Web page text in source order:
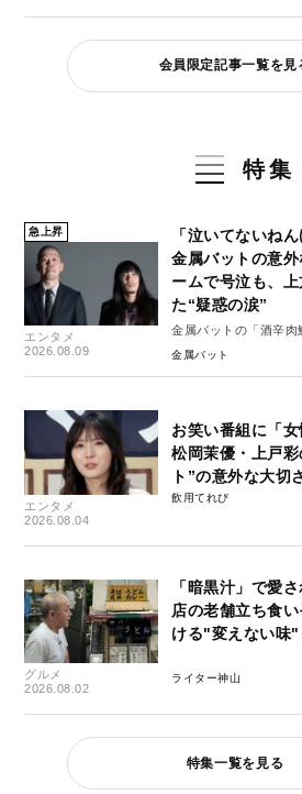
会員限定記事一覧を見
特集
急上昇
エンタメ
2026.08.09
「泣いてないね
金属バットの意
ームで号泣も、
た“疑惑の涙”
金属バットの「酒辛肉
金属バット
エンタメ
2026.08.04
お笑い番組に「
松岡茉優・上戸
ト”の意外な大切
飲用てれび
グルメ
2026.08.02
「暗黒汁」で愛
店の老舗立ち食
ける"変えない味
ライター神山
特集一覧を見る